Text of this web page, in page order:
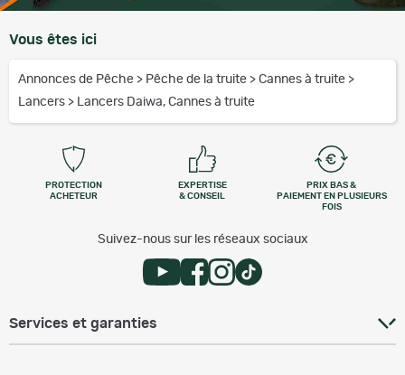
Vous êtes ici
Annonces de Pêche > Pêche de la truite > Cannes à truite >
Lancers > Lancers Daiwa, Cannes à truite
PROTECTION
ACHETEUR
EXPERTISE
& CONSEIL
PRIX BAS &
PAIEMENT EN PLUSIEURS
FOIS
Suivez-nous sur les réseaux sociaux
Services et garanties